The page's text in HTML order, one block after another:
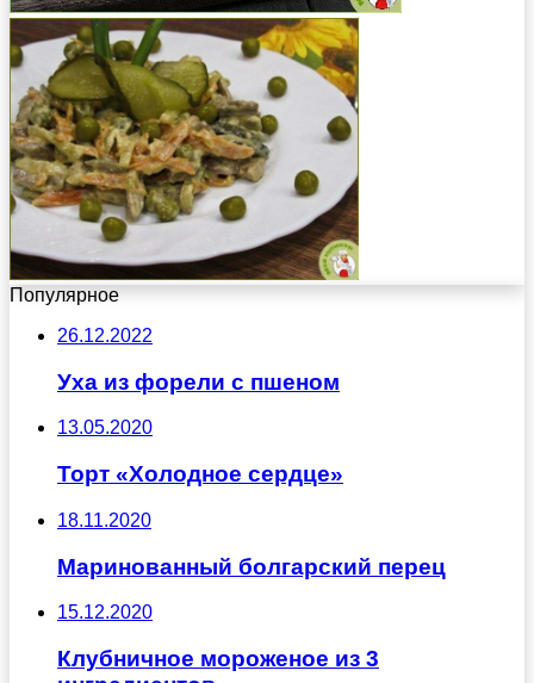
Популярное
26.12.2022
Уха из форели с пшеном
13.05.2020
Торт «Холодное сердце»
18.11.2020
Маринованный болгарский перец
15.12.2020
Клубничное мороженое из 3